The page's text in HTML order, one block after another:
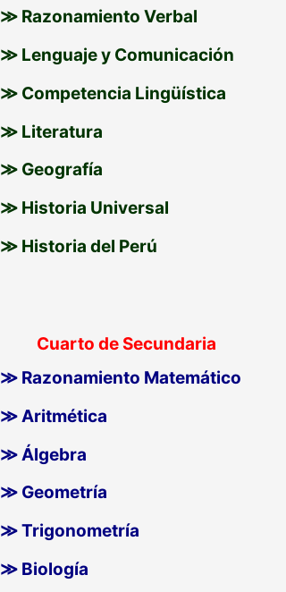
≫ Razonamiento Verbal
≫ Lenguaje y Comunicación
≫ Competencia Lingüística
≫ Literatura
≫ Geografía
≫ Historia Universal
≫ Historia del Perú
Cuarto de Secundaria
≫ Razonamiento Matemático
≫ Aritmética
≫ Álgebra
≫ Geometría
≫ Trigonometría
≫ Biología